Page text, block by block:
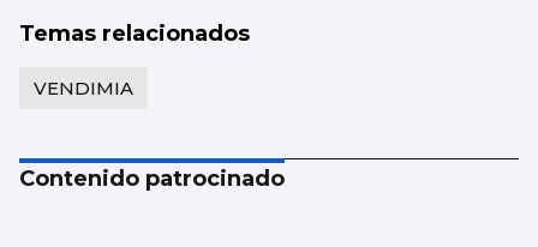
Temas relacionados
VENDIMIA
Contenido patrocinado